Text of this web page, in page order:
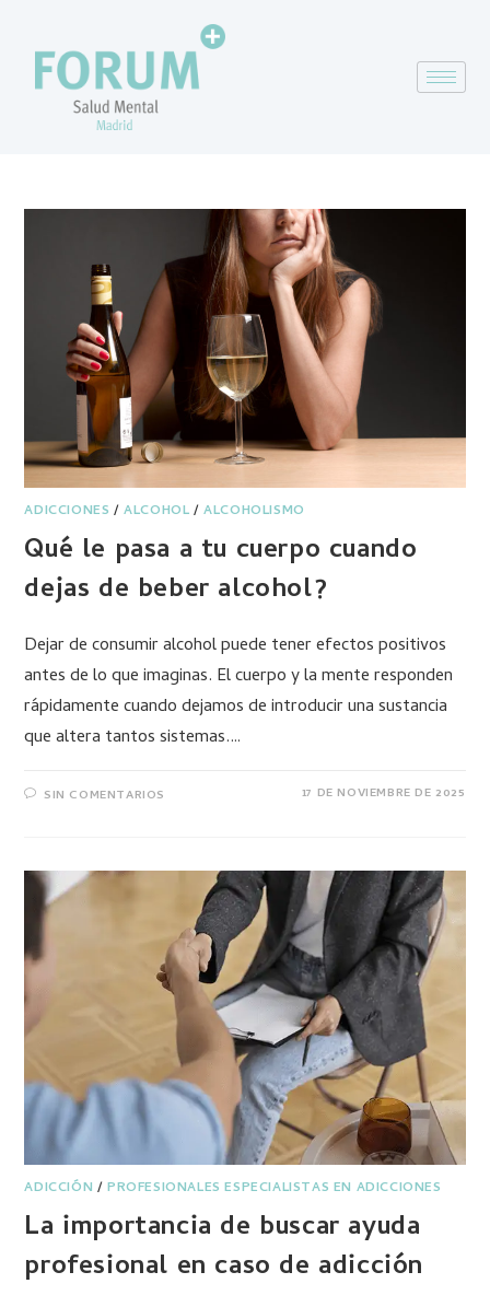
ADICCIONES /ALCOHOL /ALCOHOLISMO
Qué le pasa a tu cuerpo cuando
dejas de beber alcohol?
Dejar de consumir alcohol puede tener efectos positivos
antes de lo que imaginas. El cuerpo y la mente responden
rápidamente cuando dejamos de introducir una sustancia
que altera tantos sistemas.…
SIN COMENTARIOS 17 DE NOVIEMBRE DE 2025
ADICCIÓN /PROFESIONALES ESPECIALISTAS EN ADICCIONES
La importancia de buscar ayuda
profesional en caso de adicción